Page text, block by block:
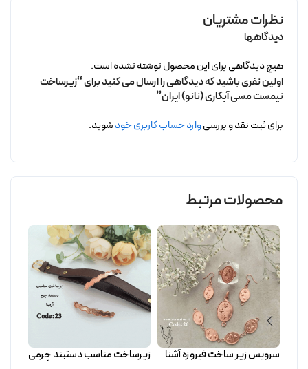
نظرات مشتریان
دیدگاهها
هیچ دیدگاهی برای این محصول نوشته نشده است.
اولین نفری باشید که دیدگاهی را ارسال می کنید برای “زیرساخت
نیمست مسی آبکاری (نانو) ایران”
برای ثبت نقد و بررسیوارد حساب کاربری خودشوید.
محصولات مرتبط
سرویس زیر ساخت فیروزه آشنا
زیرساخت مناسب دستبند چرمی